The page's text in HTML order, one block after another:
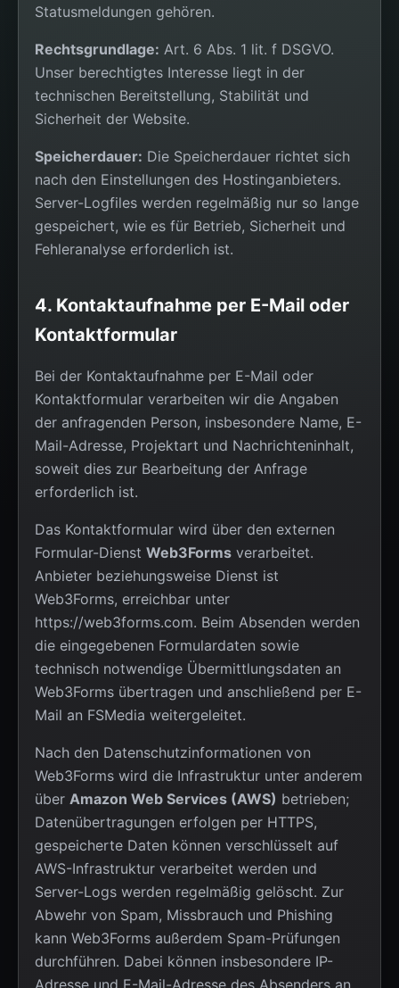
Statusmeldungen gehören.
Rechtsgrundlage: Art. 6 Abs. 1 lit. f DSGVO.
Unser berechtigtes Interesse liegt in der
technischen Bereitstellung, Stabilität und
Sicherheit der Website.
Speicherdauer: Die Speicherdauer richtet sich
nach den Einstellungen des Hostinganbieters.
Server-Logfiles werden regelmäßig nur so lange
gespeichert, wie es für Betrieb, Sicherheit und
Fehleranalyse erforderlich ist.
4. Kontaktaufnahme per E-Mail oder
Kontaktformular
Bei der Kontaktaufnahme per E-Mail oder
Kontaktformular verarbeiten wir die Angaben
der anfragenden Person, insbesondere Name, E-
Mail-Adresse, Projektart und Nachrichteninhalt,
soweit dies zur Bearbeitung der Anfrage
erforderlich ist.
Das Kontaktformular wird über den externen
Formular-Dienst Web3Forms verarbeitet.
Anbieter beziehungsweise Dienst ist
Web3Forms, erreichbar unter
https://web3forms.com. Beim Absenden werden
die eingegebenen Formulardaten sowie
technisch notwendige Übermittlungsdaten an
Web3Forms übertragen und anschließend per E-
Mail an FSMedia weitergeleitet.
Nach den Datenschutzinformationen von
Web3Forms wird die Infrastruktur unter anderem
über Amazon Web Services (AWS) betrieben;
Datenübertragungen erfolgen per HTTPS,
gespeicherte Daten können verschlüsselt auf
AWS-Infrastruktur verarbeitet werden und
Server-Logs werden regelmäßig gelöscht. Zur
Abwehr von Spam, Missbrauch und Phishing
kann Web3Forms außerdem Spam-Prüfungen
durchführen. Dabei können insbesondere IP-
Adresse und E-Mail-Adresse des Absenders an